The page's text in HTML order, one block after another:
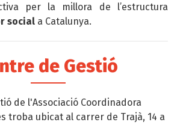
per la millora de l’estructura
social a Catalunya.
de Gestió
de l'Associació Coordinadora
troba ubicat al carrer de Trajà, 14 a